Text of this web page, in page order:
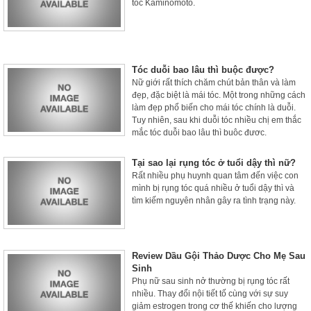
tóc Kaminomoto.
Tóc duỗi bao lâu thì buộc được?
Nữ giới rất thích chăm chút bản thân và làm
đẹp, đặc biệt là mái tóc. Một trong những cách
làm đẹp phổ biến cho mái tóc chính là duỗi.
Tuy nhiên, sau khi duỗi tóc nhiều chị em thắc
mắc tóc duỗi bao lâu thì buộc được.
Tại sao lại rụng tóc ở tuổi dậy thì nữ?
Rất nhiều phụ huynh quan tâm đến việc con
mình bị rụng tóc quá nhiều ở tuổi dậy thì và
tìm kiếm nguyên nhân gây ra tình trạng này.
Review Dầu Gội Thảo Dược Cho Mẹ Sau
Sinh
Phụ nữ sau sinh nở thường bị rụng tóc rất
nhiều. Thay đổi nội tiết tố cùng với sự suy
giảm estrogen trong cơ thế khiến cho lượng